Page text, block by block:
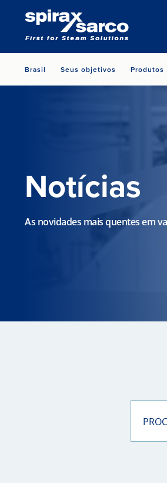
Brasil Seus objetivos Produtos
Notícias
As novidades mais quentes em